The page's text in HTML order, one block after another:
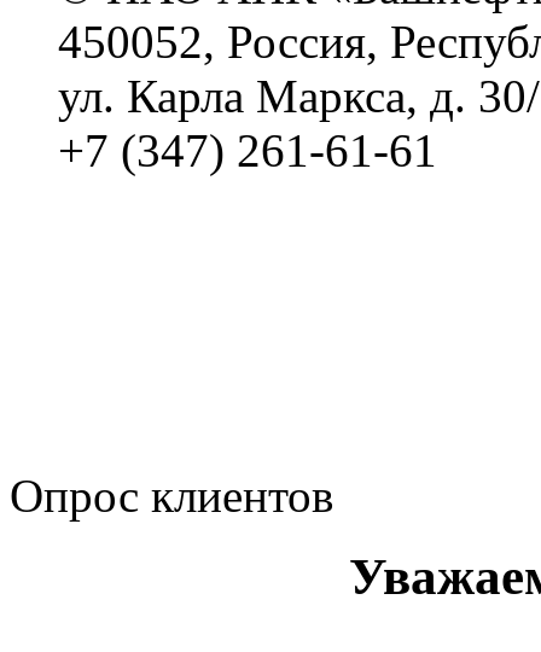
450052, Россия,
ул. Карла Маркса, д.
+7 (347) 261-61-61
Опрос клиентов